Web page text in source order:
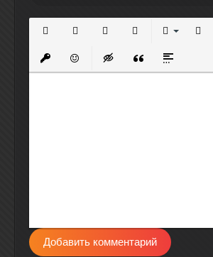
Вставить защищенную ссылку
Вставить смайлик
Вставка скрытого
Вставка цитаты
Вставка
Добавить комментарий